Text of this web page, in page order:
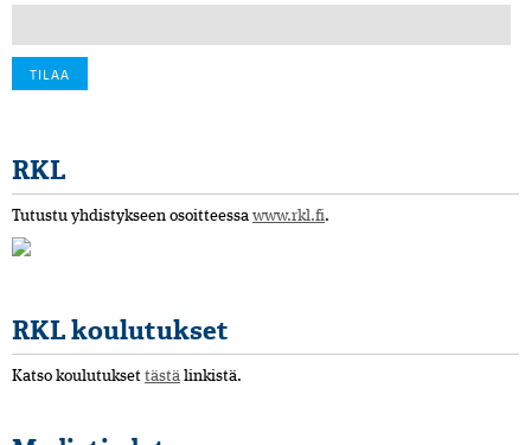
RKL
Tutustu yhdistykseen osoitteessa www.rkl.fi.
RKL koulutukset
Katso koulutukset tästä linkistä.